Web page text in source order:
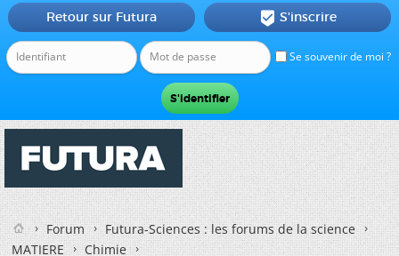
Se souvenir de moi ?
Retour sur Futura  S'inscrire
Forum
Futura-Sciences : les forums de la science
MATIERE
Chimie